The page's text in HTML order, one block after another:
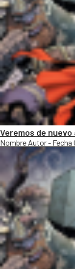
Veremos de
Nombre Autor -